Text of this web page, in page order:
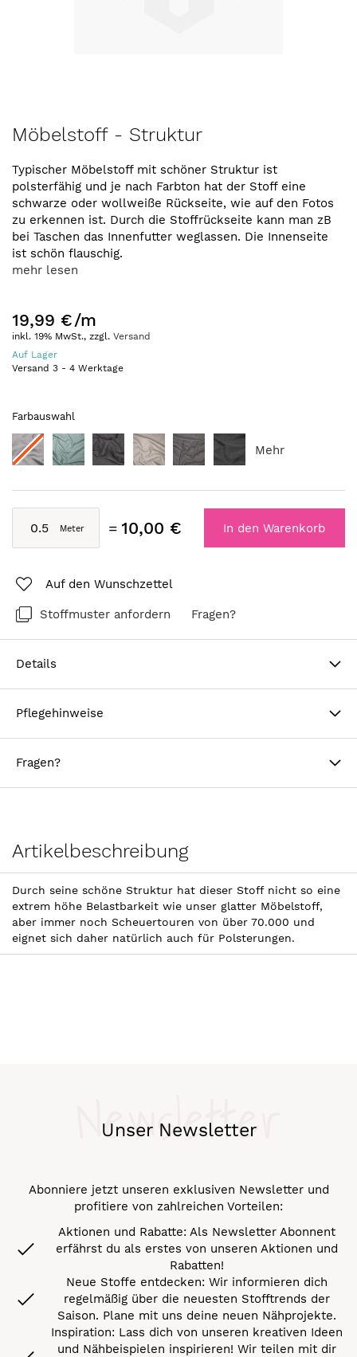
Anfang
Bildergalerie
springen
Möbelstoff - Struktur
Typischer Möbelstoff mit schöner Struktur ist
polsterfähig und je nach Farbton hat der Stoff eine
schwarze oder wollweiße Rückseite, wie auf den Fotos
zu erkennen ist. Durch die Stoffrückseite kann man zB
bei Taschen das Innenfutter weglassen. Die Innenseite
ist schön flauschig.
mehr lesen
19,99 €/m
inkl. 19% MwSt., zzgl. Versand
Auf Lager
Versand 3 - 4 Werktage
Farbauswahl
Mehr
10,00 € In den Warenkorb
Auf den Wunschzettel
Stoffmuster anfordern Fragen?
Details
Pflegehinweise
Fragen?
Artikelbeschreibung
Durch seine schöne Struktur hat dieser Stoff nicht so eine
extrem höhe Belastbarkeit wie unser glatter Möbelstoff,
aber immer noch Scheuertouren von über 70.000 und
eignet sich daher natürlich auch für Polsterungen.
Unser Newsletter
Newsletter
Abonniere jetzt unseren exklusiven Newsletter und
profitiere von zahlreichen Vorteilen:
Aktionen und Rabatte: Als Newsletter Abonnent
erfährst du als erstes von unseren Aktionen und
Rabatten!
Neue Stoffe entdecken: Wir informieren dich
regelmäßig über die neuesten Stofftrends der
Saison. Plane mit uns deine neuen Nähprojekte.
Inspiration: Lass dich von unseren kreativen Ideen
und Nähbeispielen inspirieren! Wir teilen mit dir